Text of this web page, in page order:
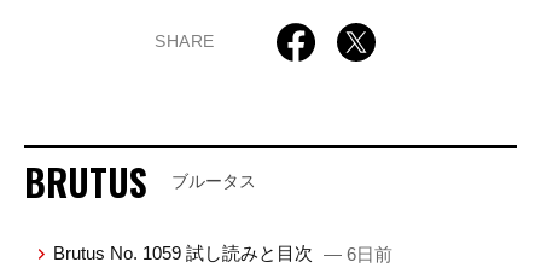
SHARE
BRUTUS ブルータス
Brutus No. 1059 試し読みと目次 — 6日前